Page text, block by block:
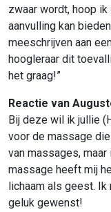
zwaar wordt, hoop
aanvulling kan
meeschrijven aan
hoogleraar dit
het graag!”
Reactie van
Bij deze wil ik jullie
voor de massage
van massages, maar
massage heeft mij
lichaam als geest. Ik
geluk gewenst!